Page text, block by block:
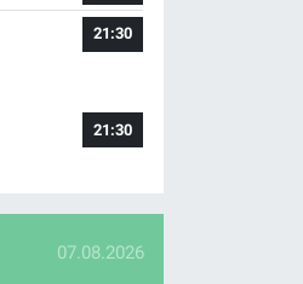
21:30
21:30
07.08.2026